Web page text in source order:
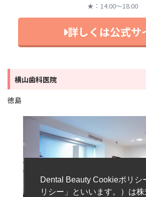
★：14:00〜18:00
詳しくは公式サ
横山歯科医院
徳島
Dental Beauty Cookieポリシ
リシー」といいます。）は